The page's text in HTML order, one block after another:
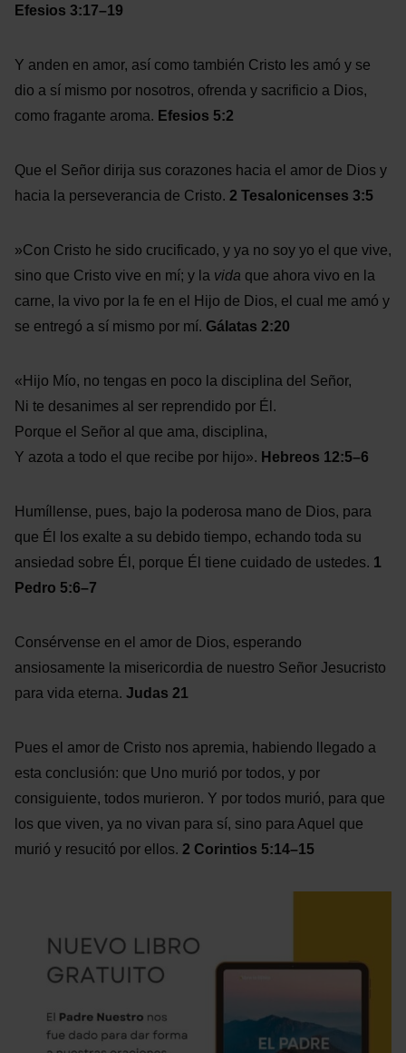
Efesios 3:17–19
Y anden en amor, así como también Cristo les amó y se
dio a sí mismo por nosotros, ofrenda y sacrificio a Dios,
como fragante aroma. Efesios 5:2
Que el Señor dirija sus corazones hacia el amor de Dios y
hacia la perseverancia de Cristo. 2 Tesalonicenses 3:5
»Con Cristo he sido crucificado, y ya no soy yo el que vive,
sino que Cristo vive en mí; y la vida que ahora vivo en la
carne, la vivo por la fe en el Hijo de Dios, el cual me amó y
se entregó a sí mismo por mí. Gálatas 2:20
«Hijo Mío, no tengas en poco la disciplina del Señor,
Ni te desanimes al ser reprendido por Él.
Porque el Señor al que ama, disciplina,
Y azota a todo el que recibe por hijo». Hebreos 12:5–6
Humíllense, pues, bajo la poderosa mano de Dios, para
que Él los exalte a su debido tiempo, echando toda su
ansiedad sobre Él, porque Él tiene cuidado de ustedes. 1
Pedro 5:6–7
Consérvense en el amor de Dios, esperando
ansiosamente la misericordia de nuestro Señor Jesucristo
para vida eterna. Judas 21
Pues el amor de Cristo nos apremia, habiendo llegado a
esta conclusión: que Uno murió por todos, y por
consiguiente, todos murieron. Y por todos murió, para que
los que viven, ya no vivan para sí, sino para Aquel que
murió y resucitó por ellos. 2 Corintios 5:14–15